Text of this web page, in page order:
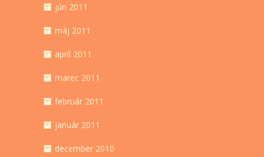
jún 2011
máj 2011
apríl 2011
marec 2011
február 2011
január 2011
december 2010